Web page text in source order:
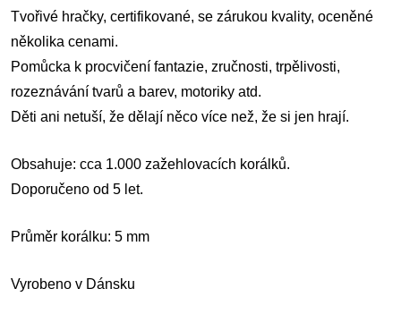
Tvořivé hračky, certifikované, se zárukou kvality, oceněné
několika cenami.
Pomůcka k procvičení fantazie, zručnosti, trpělivosti,
rozeznávání tvarů a barev, motoriky atd.
Děti ani netuší, že dělají něco více než, že si jen hrají.
Obsahuje: cca 1.000 zažehlovacích korálků.
Doporučeno od 5 let.
Průměr korálku: 5 mm
Vyrobeno v Dánsku